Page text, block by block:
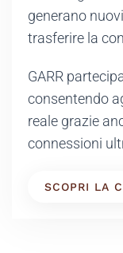
generano
trasferire la
GARR
consentendo
reale grazie
connessioni
SCOPRI LA